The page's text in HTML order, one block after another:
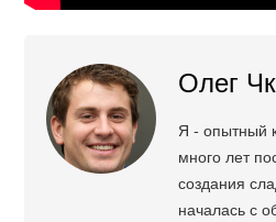
Олег
Я - опытный
много лет
создания
началась с